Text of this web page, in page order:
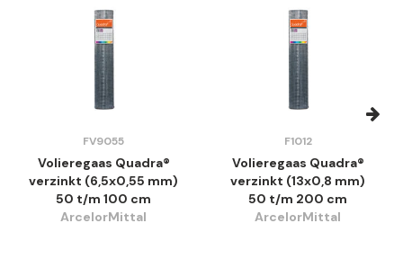
FV9055
Volieregaas Quadra®
verzinkt (6,5x0,55 mm)
50 t/m 100 cm
ArcelorMittal
F1012
Volieregaas Quadra®
verzinkt (13x0,8 mm)
50 t/m 200 cm
ArcelorMittal